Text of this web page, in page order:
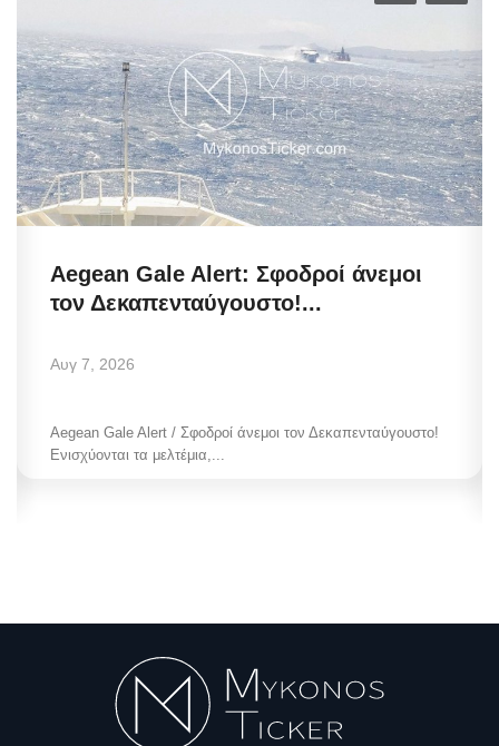
Aegean Gale Alert: Σφοδροί άνεμοι
τον Δεκαπενταύγουστο!...
Αυγ 7, 2026
Aegean Gale Alert / Σφοδροί άνεμοι τον Δεκαπενταύγουστο!
Ενισχύονται τα μελτέμια,...